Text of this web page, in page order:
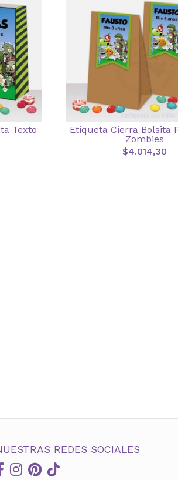
Texto
Etiqueta Cierra Bolsita
Zombies
$4.014,30
REDES SOCIALES